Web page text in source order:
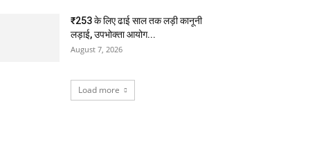
₹253 के लिए ढाई साल तक लड़ी कानूनी
लड़ाई, उपभोक्ता आयोग...
August 7, 2026
Load more